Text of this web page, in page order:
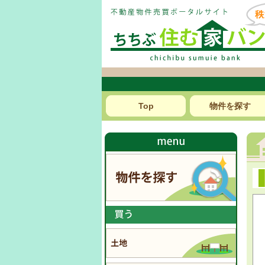
Top 物件を探す